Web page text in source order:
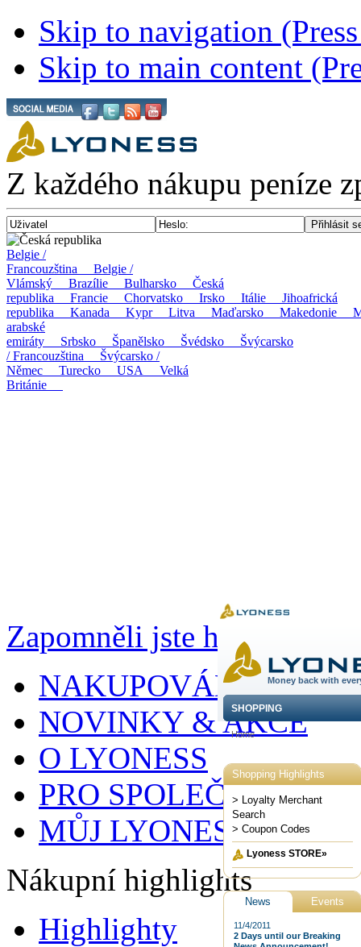
Skip to navigation
Skip to main content
Z každého nákupu peníze
Česká republika
Belgie /
Francouzština Belgie /
Vlámský Brazílie Bulharsko Česká
republika Francie Chorvatsko Irsko Itálie Jihoafrická
republika Kanada Kypr Litva Maďarsko Makedonie
arabské
emiráty Srbsko Španělsko Švédsko Švýcarsko
/ Francouzština Švýcarsko /
Němec Turecko USA Velká
Británie
Zapomněli jste heslo?
NAKUPOVÁNÍ
NOVINKY & AKCE
O LYONESS
PRO SPOLEČNOSTI
MŮJ LYONESS
Nákupní highlights
Highlighty